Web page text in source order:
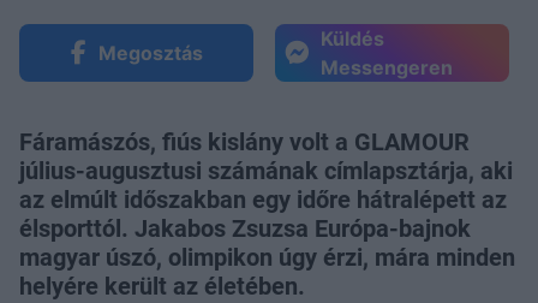
Megosztás
Küldés
Messengeren
Fáramászós, fiús kislány volt a GLAMOUR
július-augusztusi számának címlapsztárja, aki
az elmúlt időszakban egy időre hátralépett az
élsporttól. Jakabos Zsuzsa Európa-bajnok
magyar úszó, olimpikon úgy érzi, mára minden
helyére került az életében.